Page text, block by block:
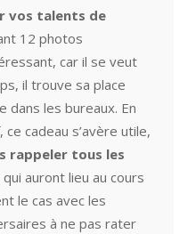
vos talents de
12 photos
car il se veut
il trouve sa place
dans les bureaux. En
cadeau s’avère utile,
rappeler tous les
qui auront lieu au cours
le cas avec les
à ne pas rater